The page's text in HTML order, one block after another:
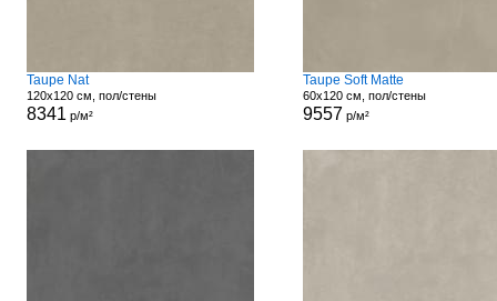
Taupe Nat
120x120 см, пол/стены
8341 р/м²
Taupe Soft Matte
60x120 см, пол/стены
9557 р/м²